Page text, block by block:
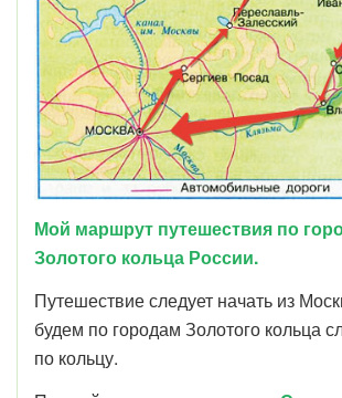
Мой маршрут путешествия по
Золотого кольца России.
Путешествие следует начать из
будем по городам Золотого кольца
по кольцу.